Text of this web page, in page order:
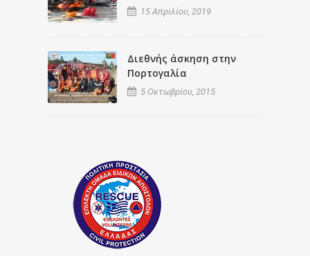
15 Απριλίου, 2019
Διεθνής άσκηση στην
Πορτογαλία
5 Οκτωβρίου, 2015